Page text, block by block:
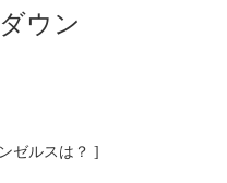
ウン
ゼルスは？ ]